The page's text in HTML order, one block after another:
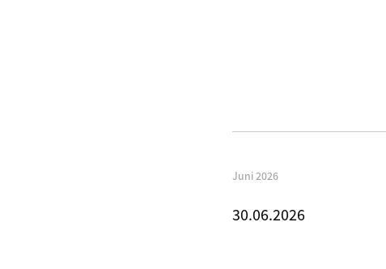
Juni 2026
30.06.2026